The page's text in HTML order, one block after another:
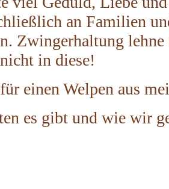
an Familien
Zwingerhaltung
nicht in diese!
einen Welpen aus
es gibt und wie wir